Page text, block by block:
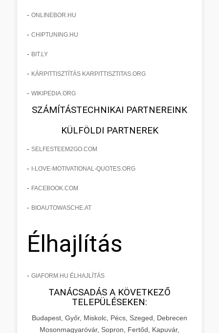
- ONLINEBOR.HU
- CHIPTUNING.HU
- BIT.LY
- KÁRPITTISZTÍTÁS KARPITTISZTITAS.ORG
- WIKIPEDIA.ORG
SZÁMÍTÁSTECHNIKAI PARTNEREINK
KÜLFÖLDI PARTNEREK
- SELFESTEEM2GO.COM
- I-LOVE-MOTIVATIONAL-QUOTES.ORG
- FACEBOOK.COM
- BIOAUTOWASCHE.AT
Élhajlítás
- GIAFORM.HU ÉLHAJLÍTÁS
TANÁCSADÁS A KÖVETKEZŐ
TELEPÜLÉSEKEN:
Budapest, Győr, Miskolc, Pécs, Szeged, Debrecen
Mosonmagyaróvár, Sopron, Fertőd, Kapuvár,